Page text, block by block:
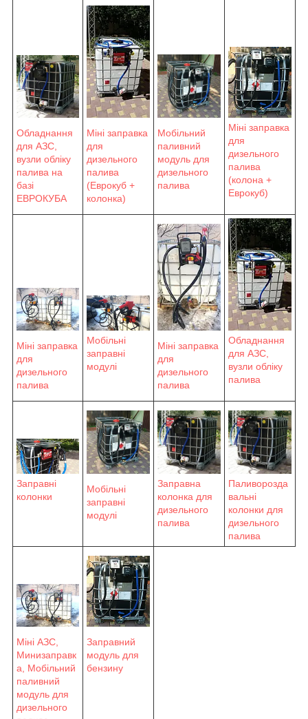
Обладнання
для АЗС,
вузли обліку
палива на
базі
ЕВРОКУБА
Міні заправка
для
дизельного
палива
(Еврокуб +
колонка)
Мобільний
паливний
модуль для
дизельного
палива
Міні заправка
для
дизельного
палива
(колона +
Еврокуб)
Міні заправка
для
дизельного
палива
Мобільні
заправні
модулі
Міні заправка
для
дизельного
палива
Обладнання
для АЗС,
вузли обліку
палива
Заправні
колонки
Мобільні
заправні
модулі
Заправна
колонка для
дизельного
палива
Паливорозда
вальні
колонки для
дизельного
палива
Міні АЗС,
Минизаправк
а, Мобільний
паливний
модуль для
дизельного
Заправний
модуль для
бензину